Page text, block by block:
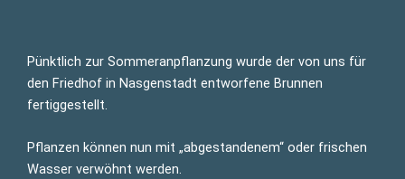
Pünktlich zur Sommeranpflanzung wurde der von uns für
den Friedhof in Nasgenstadt entworfene Brunnen
fertiggestellt.
Pflanzen können nun mit „abgestandenem“ oder frischen
Wasser verwöhnt werden.